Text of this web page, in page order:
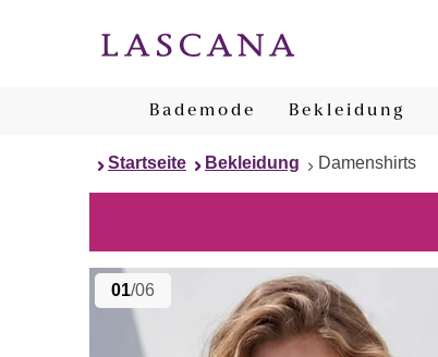
Bademode Bekleidung
Startseite Bekleidung Damenshirts
01/06